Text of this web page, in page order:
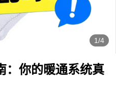
1/4
：你的暖通系统真